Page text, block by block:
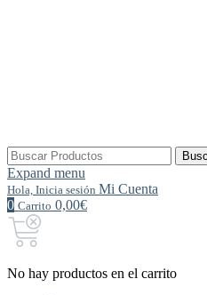
Buscar
por:
Expand menu
Hola, Inicia sesión Mi Cuenta
0 Carrito 0,00€
No hay productos en el carrito